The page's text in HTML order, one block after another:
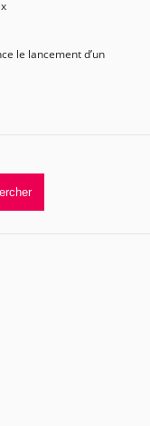
le lancement d’un